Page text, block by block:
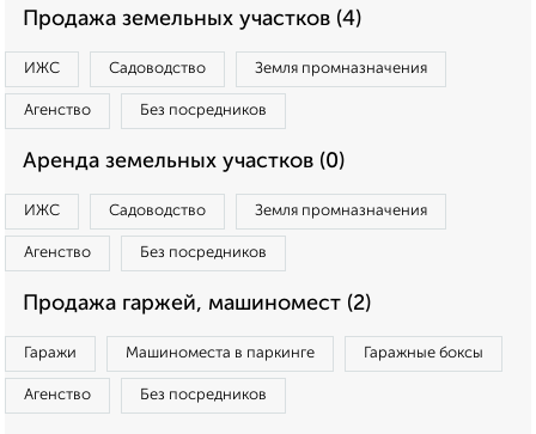
Продажа земельных участков (4)
ИЖС Садоводство Земля промназначения
Агенство Без посредников
Аренда земельных участков (0)
ИЖС Садоводство Земля промназначения
Агенство Без посредников
Продажа гаржей, машиномест (2)
Гаражи Машиноместа в паркинге Гаражные боксы
Агенство Без посредников